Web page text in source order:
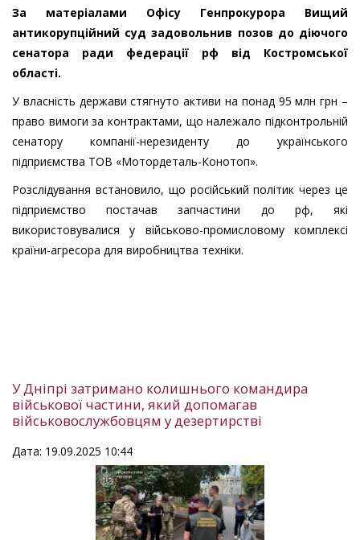
За матеріалами Офісу Генпрокурора Вищий
антикорупційний суд задовольнив позов до діючого
сенатора ради федерації рф від Костромської
області.
У власність держави стягнуто активи на понад 95 млн грн –
право вимоги за контрактами, що належало підконтрольній
сенатору компанії-нерезиденту до українського
підприємства ТОВ «Мотордеталь-Конотоп».
Розслідування встановило, що російський політик через це
підприємство постачав запчастини до рф, які
використовувалися у військово-промисловому комплексі
країни-агресора для виробництва техніки.
У Дніпрі затримано колишнього командира
військової частини, який допомагав
військовослужбовцям у дезертирстві
Дата: 19.09.2025 10:44